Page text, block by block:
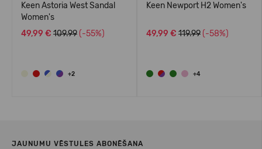
Keen Astoria West Sandal
Women's
49,99 € 109.99 (-55%)
+2
Keen Newport H2 Women's
49,99 € 119.99 (-58%)
+4
JAUNUMU VĒSTULES ABONĒŠANA